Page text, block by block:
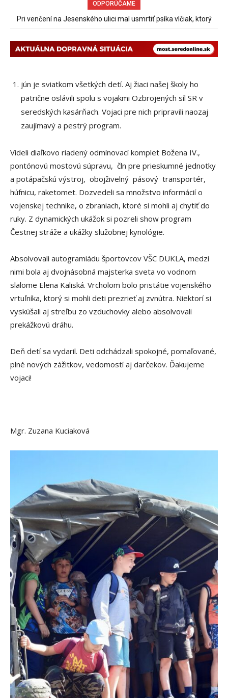
ODPORÚČAME
Pri venčení na Jesenského ulici mal usmrtiť psíka vlčiak, ktorý
jún je sviatkom všetkých detí. Aj žiaci našej školy ho
patrične oslávili spolu s vojakmi Ozbrojených síl SR v
seredských kasárňach. Vojaci pre nich pripravili naozaj
zaujímavý a pestrý program.
Videli diaľkovo riadený odmínovací komplet Božena IV.,
pontónovú mostovú súpravu, čln pre prieskumné jednotky
a potápačskú výstroj, obojživelný pásový transportér,
húfnicu, raketomet. Dozvedeli sa množstvo informácií o
vojenskej technike, o zbraniach, ktoré si mohli aj chytiť do
ruky. Z dynamických ukážok si pozreli show program
Čestnej stráže a ukážky služobnej kynológie.
Absolvovali autogramiádu športovcov VŠC DUKLA, medzi
nimi bola aj dvojnásobná majsterka sveta vo vodnom
slalome Elena Kaliská. Vrcholom bolo pristátie vojenského
vrtuľníka, ktorý si mohli deti prezrieť aj zvnútra. Niektorí si
vyskúšali aj streľbu zo vzduchovky alebo absolvovali
prekážkovú dráhu.
Deň detí sa vydaril. Deti odchádzali spokojné, pomaľované,
plné nových zážitkov, vedomostí aj darčekov. Ďakujeme
vojaci!
Mgr. Zuzana Kuciaková